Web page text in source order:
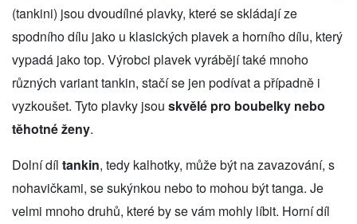
(tankini) jsou dvoudílné plavky, které se skládají ze
spodního dílu jako u klasických plavek a horního dílu, který
vypadá jako top. Výrobci plavek vyrábějí také mnoho
různých variant tankin, stačí se jen podívat a případně i
vyzkoušet. Tyto plavky jsou skvělé pro boubelky nebo
těhotné ženy.
Dolní díl tankin, tedy kalhotky, může být na zavazování, s
nohavičkami, se sukýnkou nebo to mohou být tanga. Je
velmi mnoho druhů, které by se vám mohly líbit. Horní díl